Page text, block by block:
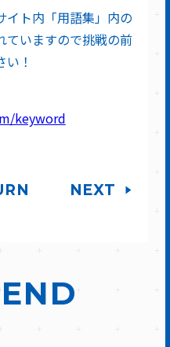
イト内「用語集」内の
ていますので挑戦の前
！
keyword
NEXT